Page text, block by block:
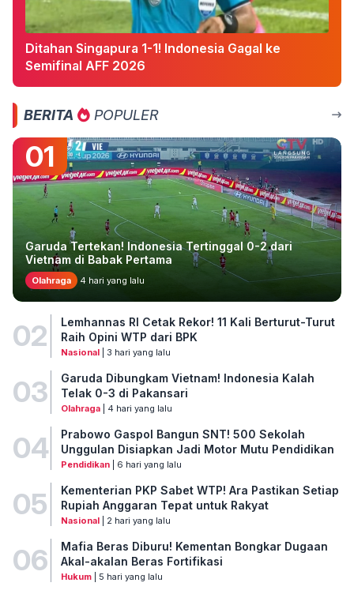
Ditahan Singapura 1-1! Indonesia Gagal ke
Semifinal AFF 2026
BERITA POPULER
01
Garuda Tertekan! Indonesia Tertinggal 0-2 dari
Vietnam di Babak Pertama
Olahraga 4 hari yang lalu
02
Lemhannas RI Cetak Rekor! 11 Kali Berturut-Turut
Raih Opini WTP dari BPK
Nasional| 3 hari yang lalu
03
Garuda Dibungkam Vietnam! Indonesia Kalah
Telak 0-3 di Pakansari
Olahraga| 4 hari yang lalu
04
Prabowo Gaspol Bangun SNT! 500 Sekolah
Unggulan Disiapkan Jadi Motor Mutu Pendidikan
Pendidikan| 6 hari yang lalu
05
Kementerian PKP Sabet WTP! Ara Pastikan Setiap
Rupiah Anggaran Tepat untuk Rakyat
Nasional| 2 hari yang lalu
06
Mafia Beras Diburu! Kementan Bongkar Dugaan
Akal-akalan Beras Fortifikasi
Hukum| 5 hari yang lalu